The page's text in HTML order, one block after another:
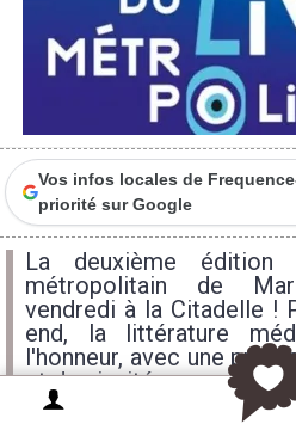
Vos infos locales de
priorité sur Google
La deuxième
métropolitain de
vendredi à la Citadelle !
end, la littérature
l'honneur, avec une
et des invités venus de